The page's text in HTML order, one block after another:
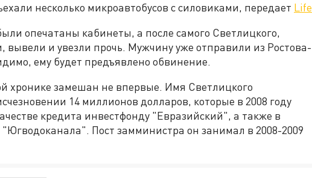
несколько микроавтобусов с силовиками, передает Life
опечатаны кабинеты, а после самого Светлицкого,
вывели и увезли прочь. Мужчину уже отправили из Ростова-
ему будет предъявлено обвинение.
хронике замешан не впервые. Имя Светлицкого
14 миллионов долларов, которые в 2008 году
кредита инвестфонду "Евразийский", а также в
"Югводоканала". Пост замминистра он занимал в 2008-2009